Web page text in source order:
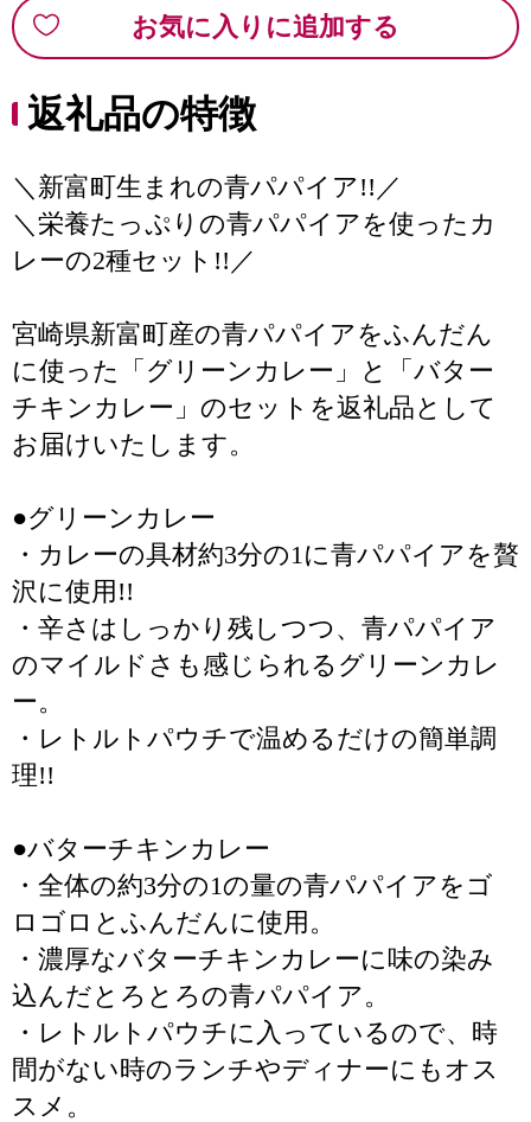
お気に入りに追加する
返礼品の特徴
＼新富町生まれの青パパイア!!／
＼栄養たっぷりの青パパイアを使ったカ
レーの2種セット!!／
宮崎県新富町産の青パパイアをふんだん
に使った「グリーンカレー」と「バター
チキンカレー」のセットを返礼品として
お届けいたします。
●グリーンカレー
・カレーの具材約3分の1に青パパイアを贅
沢に使用!!
・辛さはしっかり残しつつ、青パパイア
のマイルドさも感じられるグリーンカレ
ー。
・レトルトパウチで温めるだけの簡単調
理!!
●バターチキンカレー
・全体の約3分の1の量の青パパイアをゴ
ロゴロとふんだんに使用。
・濃厚なバターチキンカレーに味の染み
込んだとろとろの青パパイア。
・レトルトパウチに入っているので、時
間がない時のランチやディナーにもオス
スメ。